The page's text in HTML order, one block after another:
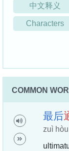
中文释义
Characters
COMMON
最后
zuì